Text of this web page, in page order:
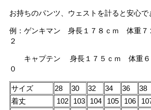
お持ちのパンツ、ウェストを計ると安心で
例：ゲンキマン 身長１７８ｃｍ 体重７
２
キャプテン 身長１７５ｃｍ 体重６
０
サイズ 28 30 32 34 36
38
着丈
102 103 104 105 106